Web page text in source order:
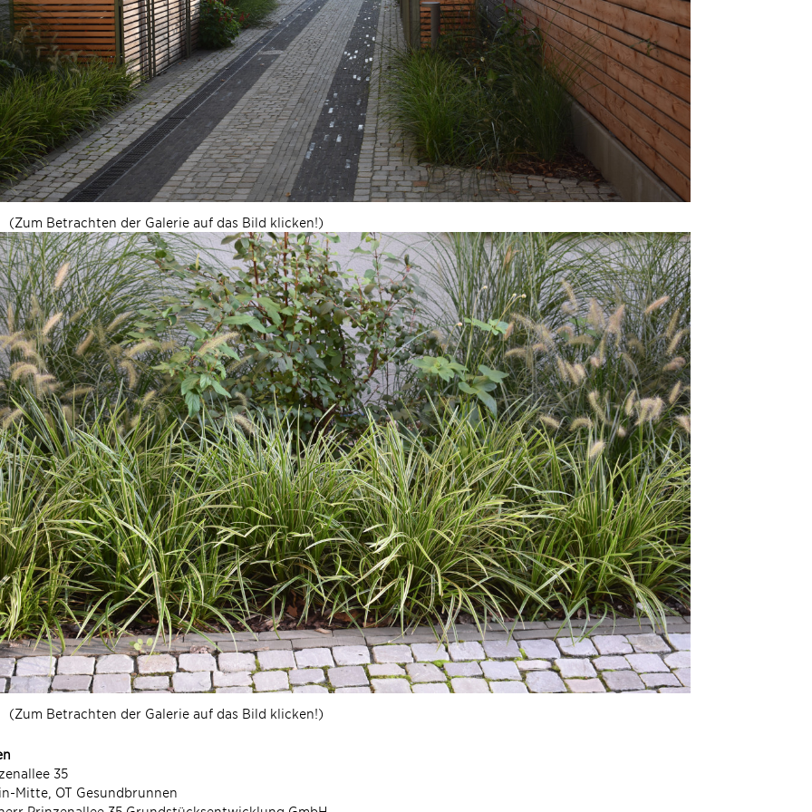
(Zum Betrachten der Galerie auf das Bild klicken!)
(Zum Betrachten der Galerie auf das Bild klicken!)
35
Mitte, OT Gesundbrunnen